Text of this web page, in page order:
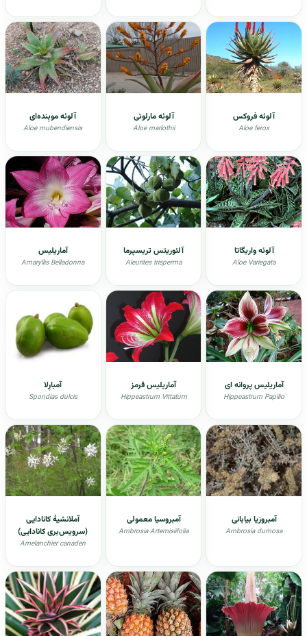
آلوئه فروکس
Aloe ferox
آلوئه مارلوتی
Aloe marlothii
آلوئه موبِنده‌ای
Aloe mubendiensis
آلوئه واریگاتا
Aloe Variegata
آلئوریتس تریسپرما
Aleurites trisperma
آماریلیس
Amaryllis Belladonna
آماریلیس پروانه ای
Hippeastrum Papilio
آماریلیس قرمز
Hippeastrum Vittatum
آمبارِلا
Spondias dulcis
آمبروزیا بیابانی
Ambrosia dumosa
آمبروسیا معمولی
Ambrosia Artemisiifolia
آملانشیۀ کانادایی
(سرویس‌بری کانادایی)
Amelanchier canaden